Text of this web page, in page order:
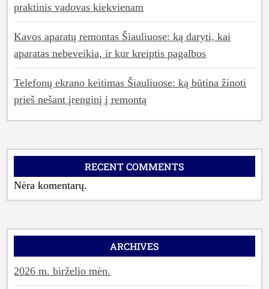
praktinis vadovas kiekvienam
Kavos aparatų remontas Šiauliuose: ką daryti, kai
aparatas nebeveikia, ir kur kreiptis pagalbos
Telefonų ekrano keitimas Šiauliuose: ką būtina žinoti
prieš nešant įrenginį į remontą
RECENT COMMENTS
Nėra komentarų.
ARCHIVES
2026 m. birželio mėn.